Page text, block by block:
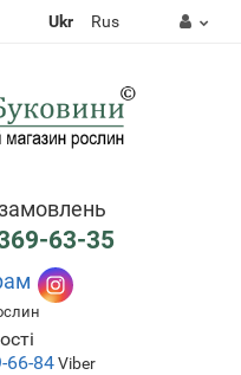
Ukr Rus
63-35
66-84Viber